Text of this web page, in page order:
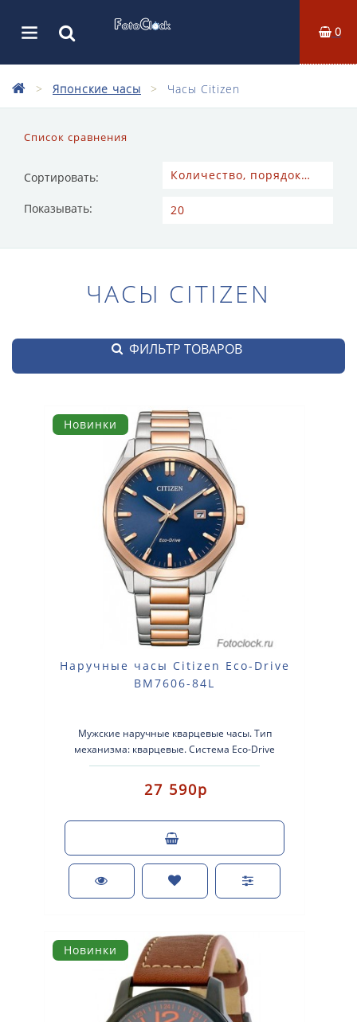
0
Японские часы Часы Citizen
Список сравнения
Сортировать:
Показывать:
ЧАСЫ CITIZEN
ФИЛЬТР ТОВАРОВ
Новинки
Наручные часы Citizen Eco-Drive
BM7606-84L
Мужские наручные кварцевые часы. Тип
механизма: кварцевые. Система Eco-Drive
(аккумулятор с питанием от световой ..
27 590р
Новинки